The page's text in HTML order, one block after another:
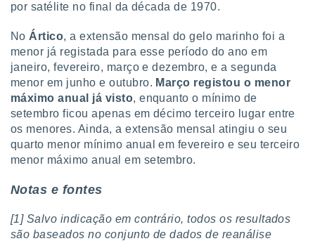
por satélite no final da década de 1970.
No Ártico, a extensão mensal do gelo marinho foi a
menor já registada para esse período do ano em
janeiro, fevereiro, março e dezembro, e a segunda
menor em junho e outubro. Março registou o menor
máximo anual já visto, enquanto o mínimo de
setembro ficou apenas em décimo terceiro lugar entre
os menores. Ainda, a extensão mensal atingiu o seu
quarto menor mínimo anual em fevereiro e seu terceiro
menor máximo anual em setembro.
Notas e fontes
[1] Salvo indicação em contrário, todos os resultados
são baseados no conjunto de dados de reanálise